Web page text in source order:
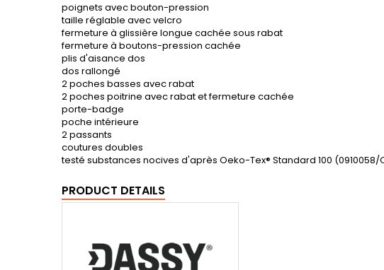
poignets avec bouton-pression
taille réglable avec velcro
fermeture à glissière longue cachée sous rabat
fermeture à boutons-pression cachée
plis d'aisance dos
dos rallongé
2 poches basses avec rabat
2 poches poitrine avec rabat et fermeture cachée
porte-badge
poche intérieure
2 passants
coutures doubles
testé substances nocives d'après Oeko-Tex® Standard 100
PRODUCT DETAILS